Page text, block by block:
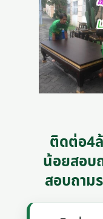
ติดต่อ4
น้อยสอบ
สอบถาม